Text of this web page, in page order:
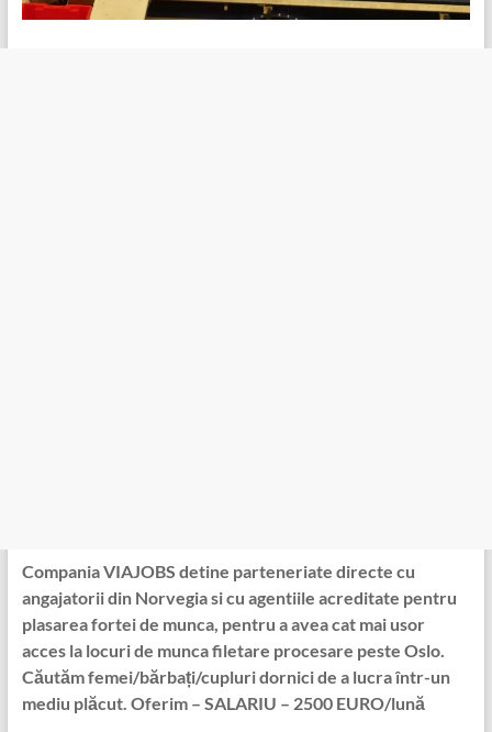
Compania VIAJOBS detine parteneriate directe cu
angajatorii din Norvegia si cu agentiile acreditate pentru
plasarea fortei de munca, pentru a avea cat mai usor
acces la locuri de munca filetare procesare peste Oslo.
Căutăm femei/bărbați/cupluri dornici de a lucra într-un
mediu plăcut. Oferim – SALARIU – 2500 EURO/lună